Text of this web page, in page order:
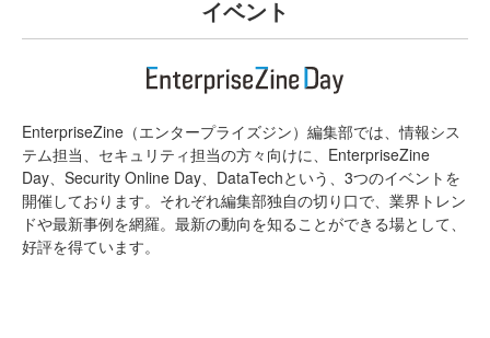
イベント
EnterpriseZine（エンタープライズジン）編集部では、情報シス
テム担当、セキュリティ担当の方々向けに、EnterpriseZine
Day、Security Online Day、DataTechという、3つのイベントを
開催しております。それぞれ編集部独自の切り口で、業界トレン
ドや最新事例を網羅。最新の動向を知ることができる場として、
好評を得ています。